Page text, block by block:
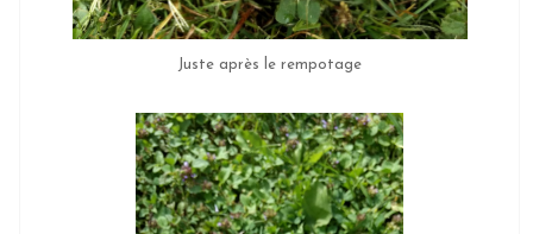
Juste après le rempotage